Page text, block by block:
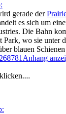
gerade der
es sich um
Die Bahn
Park, wo sie unter
blauen
Anhang